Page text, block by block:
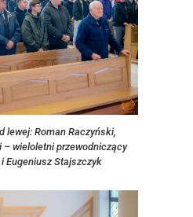
lewej: Roman Raczyński,
wieloletni przewodniczący
Eugeniusz Stajszczyk